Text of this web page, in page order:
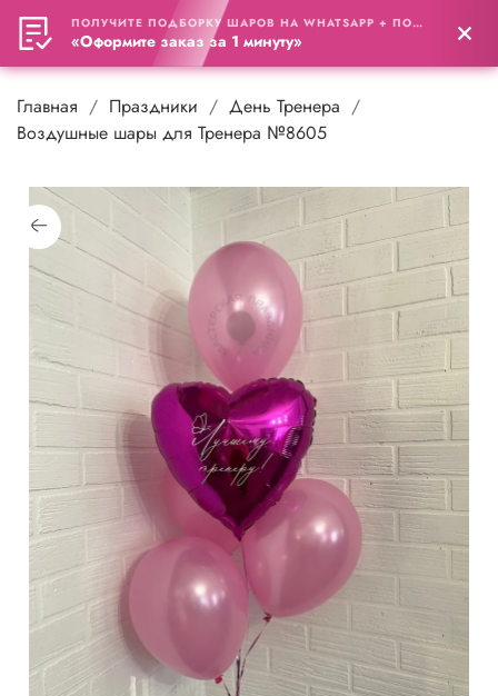
0
Главная Праздники
День Тренера
Воздушные шары для Тренера №8605
ПОЛУЧИТЕ ПОДБОРКУ ШАРОВ НА WHATSAPP + ПОДАРОК
«Оформите заказ за 1 минуту»